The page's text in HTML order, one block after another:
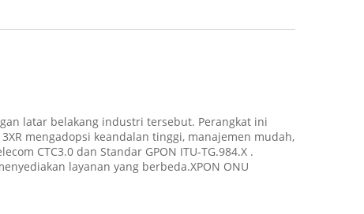
latar belakang industri tersebut. Perangkat ini
mengadopsi keandalan tinggi, manajemen mudah,
CTC3.0 dan Standar GPON ITU-TG.984.X .
layanan yang berbeda.XPON ONU